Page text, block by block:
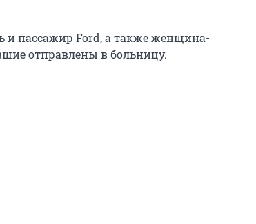
и пассажир Ford, а также женщина-
отправлены в больницу.